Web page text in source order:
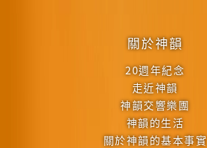
關於神韻
20週年紀念
走近神韻
神韻交響樂團
神韻的生活
關於神韻的基本事實